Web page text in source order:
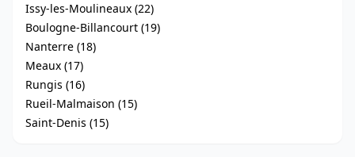
Issy-les-Moulineaux (22)
Boulogne-Billancourt (19)
Nanterre (18)
Meaux (17)
Rungis (16)
Rueil-Malmaison (15)
Saint-Denis (15)